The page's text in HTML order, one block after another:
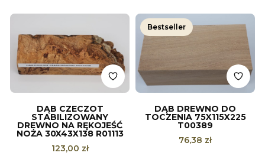
DĄB CZECZOT
STABILIZOWANY
DREWNO NA RĘKOJEŚĆ
NOŻA 30X43X138 R01113
Cena
123,00 zł
Bestseller
DĄB DREWNO DO
TOCZENIA 75X115X225
T00389
Cena
76,38 zł